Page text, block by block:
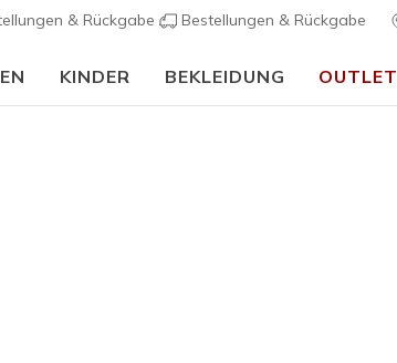
& Rückgabe Bestellungen & Rückgabe
KINDER BEKLEIDUNG OUTLET